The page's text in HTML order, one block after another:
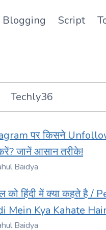
Blogging Script
पर किसने
जानें आसान तरीके!
Baidya
को हिंदी में क्या कहते है /
Mein Kya Kahate
Baidya